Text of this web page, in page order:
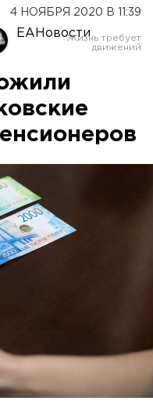
4 НОЯБРЯ 2020 В 11:39
ЕАНовости